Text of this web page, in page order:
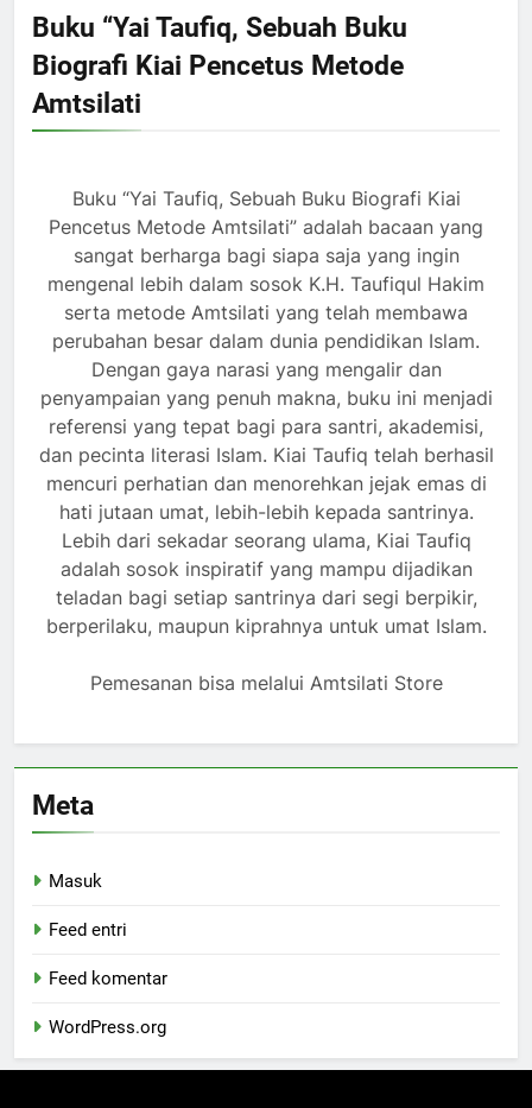
Buku “Yai Taufiq, Sebuah Buku
Biografi Kiai Pencetus Metode
Amtsilati
Buku “Yai Taufiq, Sebuah Buku Biografi Kiai
Pencetus Metode Amtsilati” adalah bacaan yang
sangat berharga bagi siapa saja yang ingin
mengenal lebih dalam sosok K.H. Taufiqul Hakim
serta metode Amtsilati yang telah membawa
perubahan besar dalam dunia pendidikan Islam.
Dengan gaya narasi yang mengalir dan
penyampaian yang penuh makna, buku ini menjadi
referensi yang tepat bagi para santri, akademisi,
dan pecinta literasi Islam. Kiai Taufiq telah berhasil
mencuri perhatian dan menorehkan jejak emas di
hati jutaan umat, lebih-lebih kepada santrinya.
Lebih dari sekadar seorang ulama, Kiai Taufiq
adalah sosok inspiratif yang mampu dijadikan
teladan bagi setiap santrinya dari segi berpikir,
berperilaku, maupun kiprahnya untuk umat Islam.
Pemesanan bisa melalui Amtsilati Store
Meta
Masuk
Feed entri
Feed komentar
WordPress.org